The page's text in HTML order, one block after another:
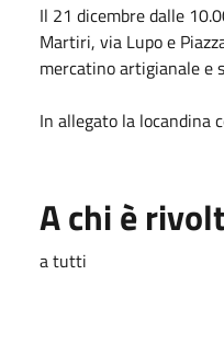
Il 21 dicembre dalle
Martiri, via Lupo e
mercatino artigianale e
In allegato la locandina
A chi è
a tutti